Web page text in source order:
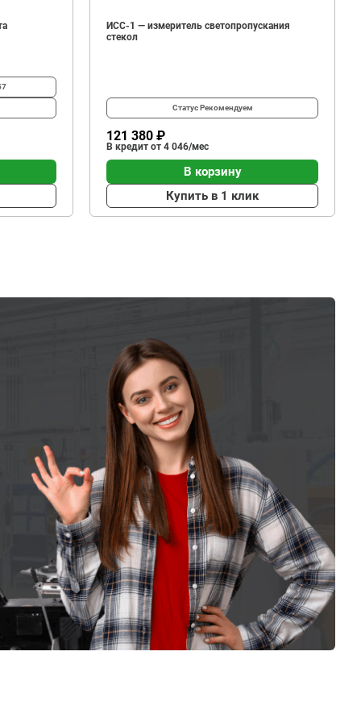
ИСС-1 — измеритель светопропускания
стекол
СтатусРекомендуем
121 380 ₽
В кредит от 4 046/мес
В корзину
Купить в 1 клик